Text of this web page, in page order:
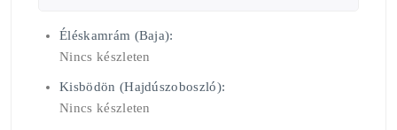
Éléskamrám (Baja):
Nincs készleten
Kisbödön (Hajdúszoboszló):
Nincs készleten